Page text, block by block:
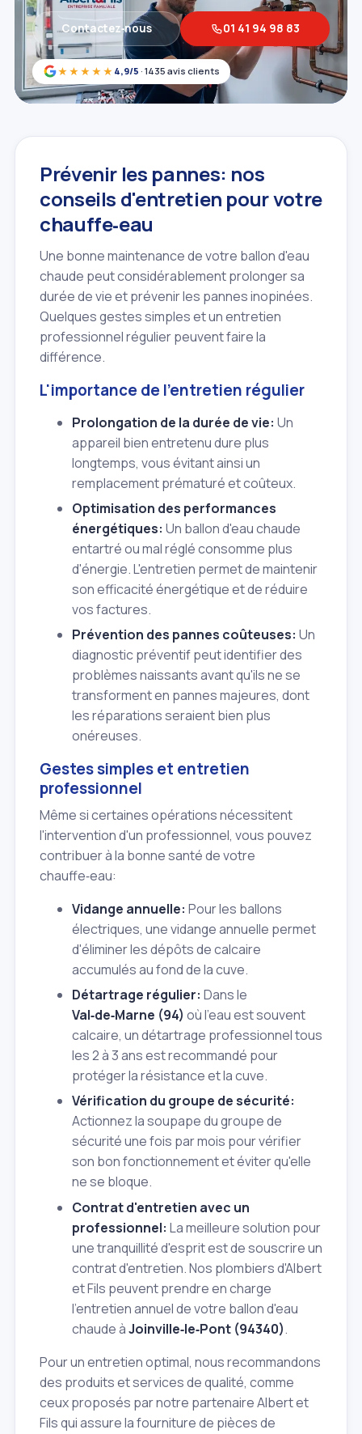
★★★★★ 4,9/5 · 1435 avis clients
Contactez‑nous 01 41 94 98 83
Prévenir les pannes: nos
conseils d'entretien pour votre
chauffe‑eau
Une bonne maintenance de votre ballon d'eau
chaude peut considérablement prolonger sa
durée de vie et prévenir les pannes inopinées.
Quelques gestes simples et un entretien
professionnel régulier peuvent faire la
différence.
L'importance de l'entretien régulier
Prolongation de la durée de vie: Un
appareil bien entretenu dure plus
longtemps, vous évitant ainsi un
remplacement prématuré et coûteux.
Optimisation des performances
énergétiques: Un ballon d'eau chaude
entartré ou mal réglé consomme plus
d'énergie. L'entretien permet de maintenir
son efficacité énergétique et de réduire
vos factures.
Prévention des pannes coûteuses: Un
diagnostic préventif peut identifier des
problèmes naissants avant qu'ils ne se
transforment en pannes majeures, dont
les réparations seraient bien plus
onéreuses.
Gestes simples et entretien
professionnel
Même si certaines opérations nécessitent
l'intervention d'un professionnel, vous pouvez
contribuer à la bonne santé de votre
chauffe‑eau:
Vidange annuelle: Pour les ballons
électriques, une vidange annuelle permet
d'éliminer les dépôts de calcaire
accumulés au fond de la cuve.
Détartrage régulier: Dans le
Val‑de‑Marne (94) où l'eau est souvent
calcaire, un détartrage professionnel tous
les 2 à 3 ans est recommandé pour
protéger la résistance et la cuve.
Vérification du groupe de sécurité:
Actionnez la soupape du groupe de
sécurité une fois par mois pour vérifier
son bon fonctionnement et éviter qu'elle
ne se bloque.
Contrat d'entretien avec un
professionnel: La meilleure solution pour
une tranquillité d'esprit est de souscrire un
contrat d'entretien. Nos plombiers d'Albert
et Fils peuvent prendre en charge
l'entretien annuel de votre ballon d'eau
chaude àJoinville‑le‑Pont (94340).
Pour un entretien optimal, nous recommandons
des produits et services de qualité, comme
ceux proposés par notre partenaire Albert et
Fils qui assure la fourniture de pièces de